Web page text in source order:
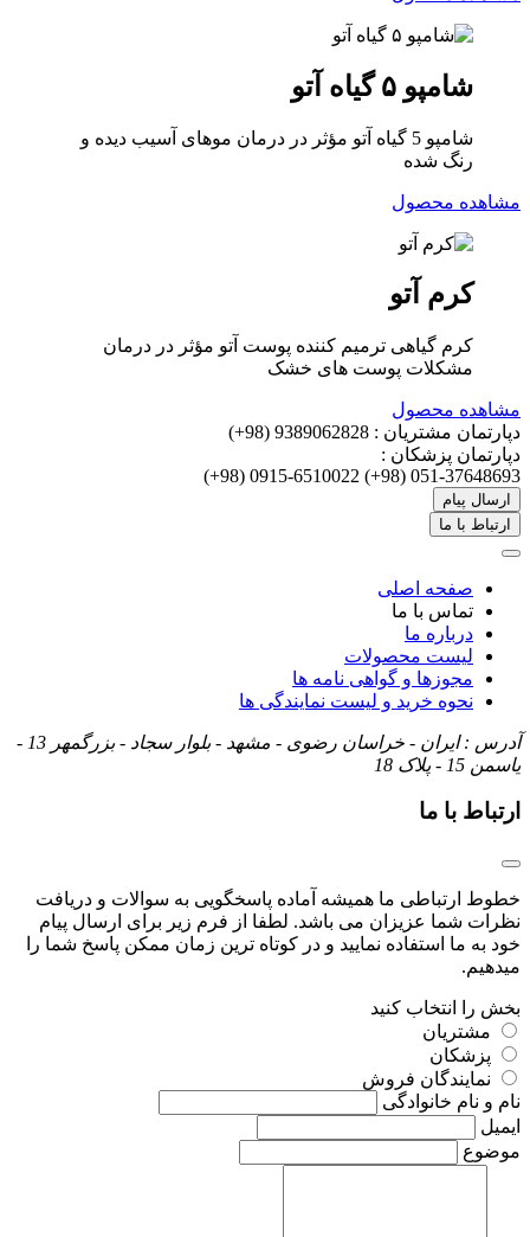
شامپو ۵ گیاه آتو
شامپو 5 گیاه آتو مؤثر در درمان موهای آسیب دیده و
رنگ شده
مشاهده محصول
کرم آتو
کرم گیاهی ترمیم کننده پوست آتو مؤثر در درمان
مشکلات پوست های خشک
مشاهده محصول
دپارتمان مشتریان : 9389062828 (98+)
دپارتمان پزشکان :
051-37648693 (98+)
0915-6510022 (98+)
ارسال پیام
ارتباط با ما
صفحه اصلی
تماس با ما
درباره ما
لیست محصولات
مجوزها و گواهی نامه ها
نحوه خرید و لیست نمایندگی ها
آدرس : ایران - خراسان رضوی - مشهد - بلوار سجاد - بزرگمهر 13 -
یاسمن 15 - پلاک 18
ارتباط با ما
خطوط ارتباطی ما همیشه آماده پاسخگویی به سوالات و دریافت
نظرات شما عزیزان می باشد. لطفا از فرم زیر برای ارسال پیام
خود به ما استفاده نمایید و در کوتاه ترین زمان ممکن پاسخ شما را
میدهیم.
بخش را انتخاب کنید
مشتریان
پزشکان
نمایندگان فروش
نام و نام خانوادگی
ایمیل
موضوع